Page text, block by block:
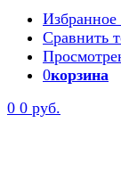
Избранное
Сравнить
0корзина
0 0 руб.